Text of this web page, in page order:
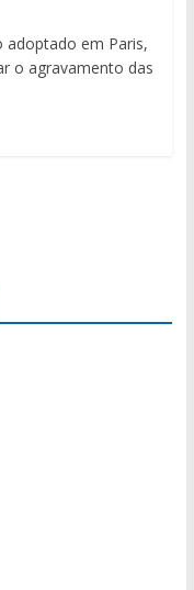
adoptado em Paris,
o agravamento das